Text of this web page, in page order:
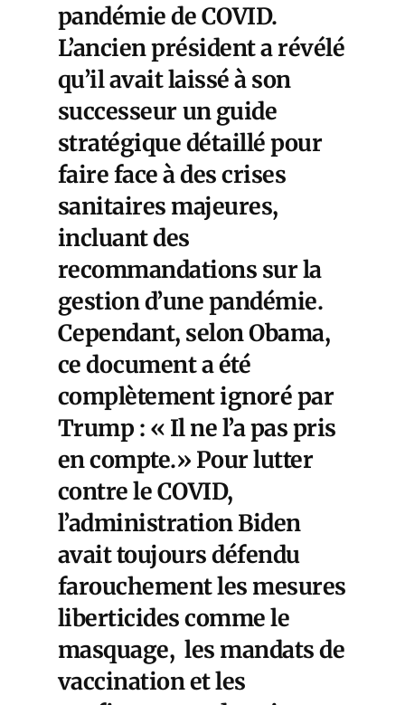
pandémie de COVID.
L’ancien président a révélé
qu’il avait laissé à son
successeur un guide
stratégique détaillépour
faire face à des crises
sanitaires majeures,
incluant des
recommandations sur la
gestion d’une pandémie.
Cependant, selon Obama,
ce document a été
complètement ignoré par
Trump : « Il ne l’a pas pris
en compte.» Pour lutter
contre le COVID,
l’administration Biden
avait toujours défendu
farouchement les mesures
liberticides comme le
masquage, les mandats de
vaccination et les